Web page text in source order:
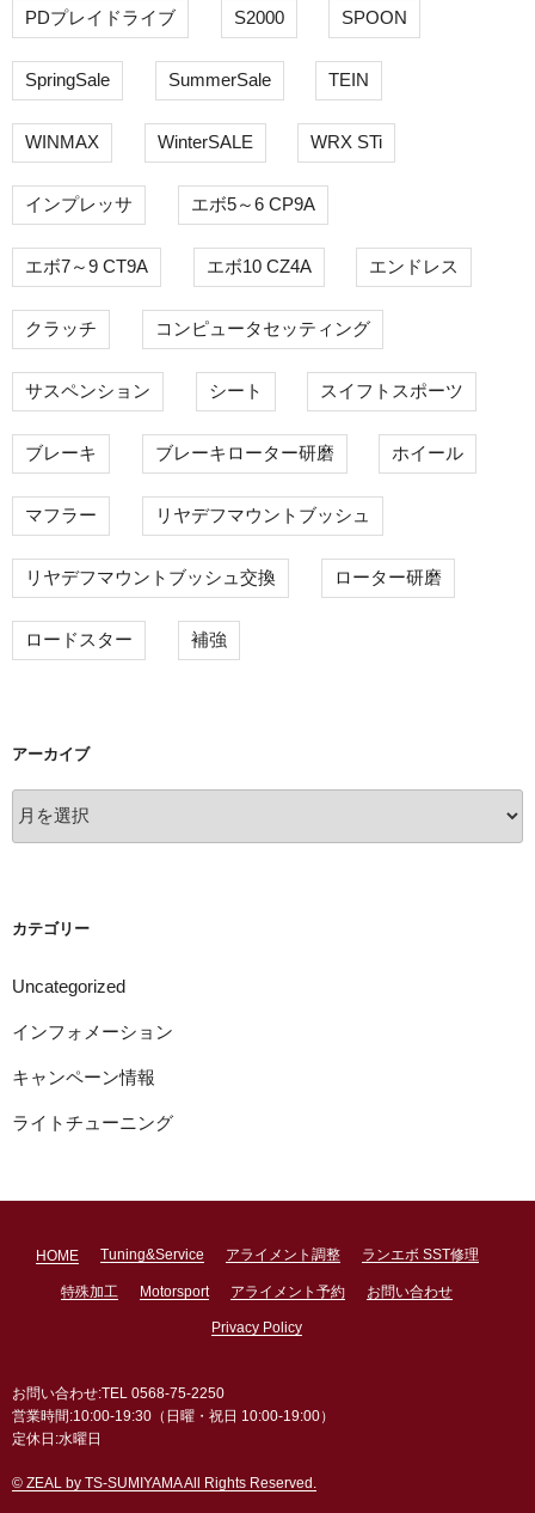
PDプレイドライブ S2000 SPOON
SpringSale SummerSale TEIN
WINMAX WinterSALE WRX STi
インプレッサ エボ5～6 CP9A
エボ7～9 CT9A エボ10 CZ4A エンドレス
クラッチ コンピュータセッティング
サスペンション シート スイフトスポーツ
ブレーキ ブレーキローター研磨 ホイール
マフラー リヤデフマウントブッシュ
リヤデフマウントブッシュ交換 ローター研磨
ロードスター 補強
アーカイブ
ー
カテゴリー
Uncategorized
インフォメーション
キャンペーン情報
ライトチューニング
HOME Tuning&Service アライメント調整 ランエボ SST修理
特殊加工 Motorsport アライメント予約 お問い合わせ
Privacy Policy
お問い合わせ:TEL 0568-75-2250
営業時間:10:00-19:30（日曜・祝日 10:00-19:00）
定休日:水曜日
© ZEAL by TS-SUMIYAMA All Rights Reserved.